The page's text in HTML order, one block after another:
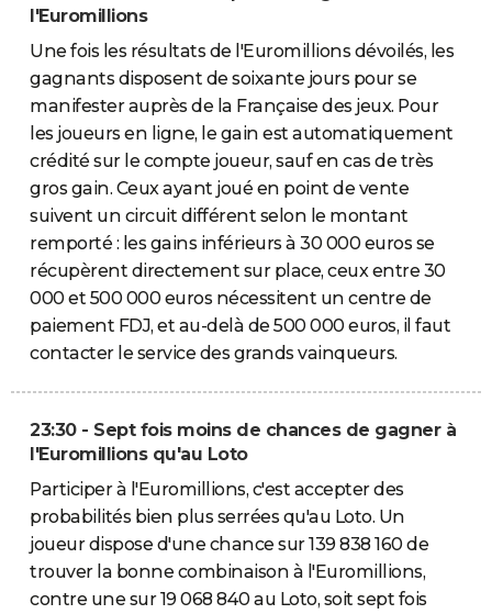
l'Euromillions
Une fois les résultats de l'Euromillions dévoilés, les
gagnants disposent de soixante jours pour se
manifester auprès de la Française des jeux. Pour
les joueurs en ligne, le gain est automatiquement
crédité sur le compte joueur, sauf en cas de très
gros gain. Ceux ayant joué en point de vente
suivent un circuit différent selon le montant
remporté : les gains inférieurs à 30 000 euros se
récupèrent directement sur place, ceux entre 30
000 et 500 000 euros nécessitent un centre de
paiement FDJ, et au-delà de 500 000 euros, il faut
contacter le service des grands vainqueurs.
23:30 - Sept fois moins de chances de gagner à
l'Euromillions qu'au Loto
Participer à l'Euromillions, c'est accepter des
probabilités bien plus serrées qu'au Loto. Un
joueur dispose d'une chance sur 139 838 160 de
trouver la bonne combinaison à l'Euromillions,
contre une sur 19 068 840 au Loto, soit sept fois